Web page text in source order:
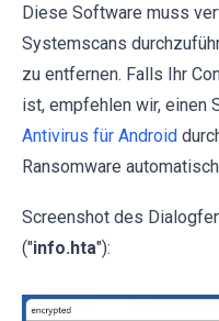
Diese Software muss
Systemscans
zu entfernen. Falls Ihr
ist, empfehlen wir, einen
Antivirus für Android
Ransomware
Screenshot des
("info.hta"):